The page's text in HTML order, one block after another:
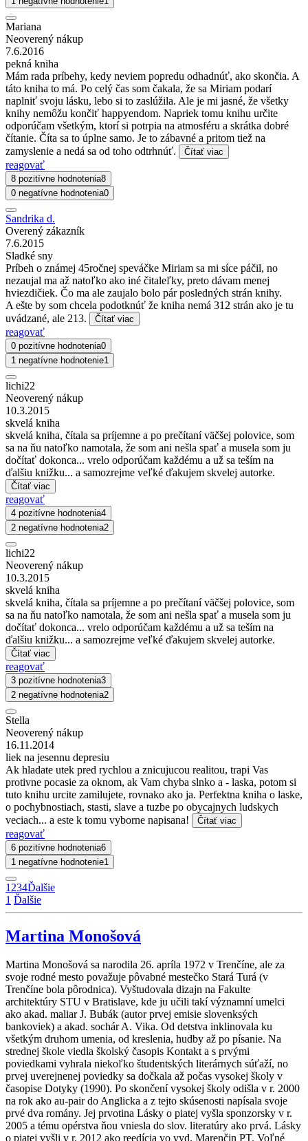
Mariana
Neoverený nákup
7.6.2016
pekná kniha
Mám rada príbehy, kedy neviem popredu odhadnúť, ako skončia. A
táto kniha to má. Po celý čas som čakala, že sa Miriam podarí
naplniť svoju lásku, lebo si to zaslúžila. Ale je mi jasné, že všetky
knihy nemôžu končiť happyendom. Napriek tomu knihu určite
odporúčam všetkým, ktorí si potrpia na atmosféru a skrátka dobré
čítanie. Číta sa to úplne samo. Je to zábavné a pritom tiež na
zamyslenie a nedá sa od toho odtrhnúť.
Čítať viac
reagovať
8 pozitívne hodnotenia8
0 negatívne hodnotenia0
Sandrika d.
Overený zákazník
7.6.2015
Sladké sny
Príbeh o známej 45ročnej speváčke Miriam sa mi síce páčil, no
nezaujal ma až natoľko ako iné čitaleľky, preto dávam menej
hviezdičiek. Čo ma ale zaujalo bolo pár posledných strán knihy.
A ešte by som chcela podotknúť že kniha nemá 312 strán ako je tu
uvádzané, ale 213.
Čítať viac
reagovať
0 pozitívne hodnotenia0
1 negatívne hodnotenie1
lichi22
Neoverený nákup
10.3.2015
skvelá kniha
skvelá kniha, čítala sa príjemne a po prečítaní väčšej polovice, som
sa na ňu natoľko namotala, že som ani nešla spať a musela som ju
dočítať dokonca... vrelo odporúčam každému a už sa teším na
ďalšiu knižku... a samozrejme veľké ďakujem skvelej autorke.
Čítať viac
reagovať
4 pozitívne hodnotenia4
2 negatívne hodnotenia2
lichi22
Neoverený nákup
10.3.2015
skvelá kniha
skvelá kniha, čítala sa príjemne a po prečítaní väčšej polovice, som
sa na ňu natoľko namotala, že som ani nešla spať a musela som ju
dočítať dokonca... vrelo odporúčam každému a už sa teším na
ďalšiu knižku... a samozrejme veľké ďakujem skvelej autorke.
Čítať viac
reagovať
3 pozitívne hodnotenia3
2 negatívne hodnotenia2
Stella
Neoverený nákup
16.11.2014
liek na jesennu depresiu
Ak hladate utek pred rychlou a znicujucou realitou, trapi Vas
protivne pocasie za oknom, ak Vam chyba slnko a - laska, potom si
tuto knihu urcite zamilujete, rovnako ako ja. Perfektna kniha o laske,
o pochybnostiach, stasti, slave a tuzbe po obycajnych ludskych
veciach... a este k tomu vyborne napisana!
Čítať viac
reagovať
6 pozitívne hodnotenia6
1 negatívne hodnotenie1
1 234Ďalšie
1 Ďalšie
Martina Monošová
Martina Monošová sa narodila 26. apríla 1972 v Trenčíne, ale za
svoje rodné mesto považuje pôvabné mestečko Stará Turá (v
Trenčíne bola pôrodnica). Vyštudovala dizajn na Fakulte
architektúry STU v Bratislave, kde ju učili takí významní umelci
ako akad. maliar J. Bubák (autor prvej emisie slovenksých
bankoviek) a akad. sochár A. Vika. Od detstva inklinovala ku
všetkým druhom umenia, od kreslenia, hudby až po písanie. Na
strednej škole viedla školský časopis Kontakt a s prvými
poviedkami vyhrala niekoľko študentských literárnych súťaží, no
prvej uverejnenej poviedky sa dočkala až počas vysokej školy v
časopise Dotyky (1990). Po skončení vysokej školy odišla v r. 2000
na rok ako au-pair do Anglicka a z tejto skúsenosti napísala svoje
prvé dva romány. Jej prvotina Lásky o piatej vyšla sponzorsky v r.
2005 a tému opérstva ňou vniesla do slov. literatúry ako prvá. Lásky
o piatej vyšli v r. 2012 ako reedícia vo vyd. Marenčin PT. Voľné